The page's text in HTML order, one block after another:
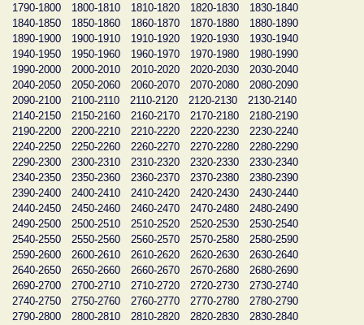
1790-1800
1800-1810 1810-1820 1820-1830
1830-1840
1840-1850
1850-1860 1860-1870 1870-1880
1880-1890
1890-1900
1900-1910 1910-1920 1920-1930
1930-1940
1940-1950
1950-1960 1960-1970 1970-1980
1980-1990
1990-2000
2000-2010 2010-2020 2020-2030
2030-2040
2040-2050
2050-2060 2060-2070 2070-2080
2080-2090
2090-2100
2100-2110 2110-2120 2120-2130
2130-2140
2140-2150
2150-2160 2160-2170 2170-2180
2180-2190
2190-2200
2200-2210 2210-2220 2220-2230
2230-2240
2240-2250
2250-2260 2260-2270 2270-2280
2280-2290
2290-2300
2300-2310 2310-2320 2320-2330
2330-2340
2340-2350
2350-2360 2360-2370 2370-2380
2380-2390
2390-2400
2400-2410 2410-2420 2420-2430
2430-2440
2440-2450
2450-2460 2460-2470 2470-2480
2480-2490
2490-2500
2500-2510 2510-2520 2520-2530
2530-2540
2540-2550
2550-2560 2560-2570 2570-2580
2580-2590
2590-2600
2600-2610 2610-2620 2620-2630
2630-2640
2640-2650
2650-2660 2660-2670 2670-2680
2680-2690
2690-2700
2700-2710 2710-2720 2720-2730
2730-2740
2740-2750
2750-2760 2760-2770 2770-2780
2780-2790
2790-2800
2800-2810 2810-2820 2820-2830
2830-2840